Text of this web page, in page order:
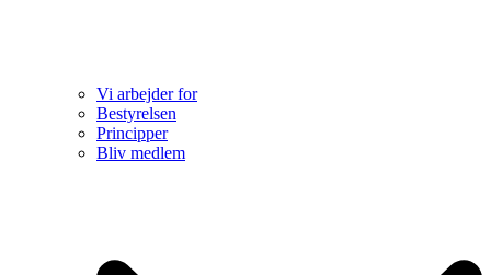
Vi arbejder for
Bestyrelsen
Principper
Bliv medlem